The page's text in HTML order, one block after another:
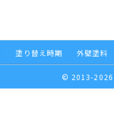
塗り替え時期 外壁塗料
© 2013-2026